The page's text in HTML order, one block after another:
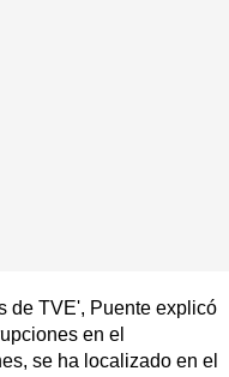
de TVE', Puente explicó
en el
se ha localizado en el